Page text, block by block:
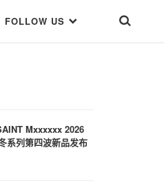
FOLLOW US
Mxxxxxx 2026
系列第四波新品发布